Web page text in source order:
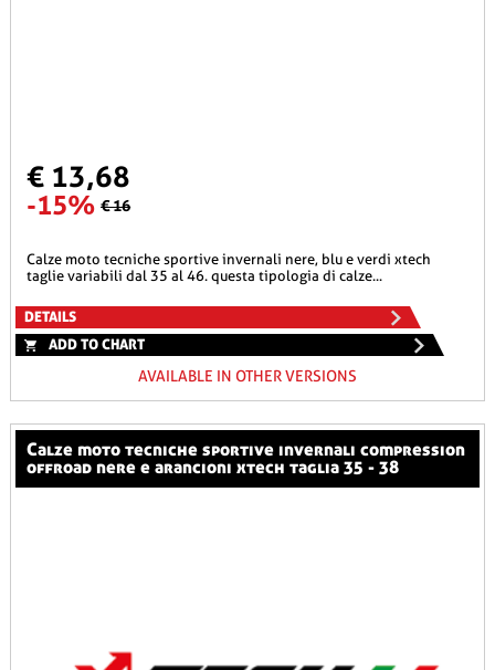
€ 13,68
-15% € 16
calze moto tecniche sportive invernali nere, blu e verdi xtech
taglie variabili dal 35 al 46. questa tipologia di calze...
DETAILS
ADD TO CHART
AVAILABLE IN OTHER VERSIONS
calze moto tecniche sportive invernali compression
offroad nere e arancioni xtech taglia 35 - 38